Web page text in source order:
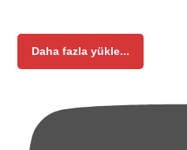
Daha fazla yükle...